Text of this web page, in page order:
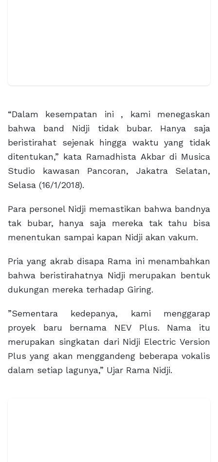
“Dalam kesempatan ini , kami menegaskan
bahwa band Nidji tidak bubar. Hanya saja
beristirahat sejenak hingga waktu yang tidak
ditentukan,” kata Ramadhista Akbar di Musica
Studio kawasan Pancoran, Jakatra Selatan,
Selasa (16/1/2018).
Para personel Nidji memastikan bahwa bandnya
tak bubar, hanya saja mereka tak tahu bisa
menentukan sampai kapan Nidji akan vakum.
Pria yang akrab disapa Rama ini menambahkan
bahwa beristirahatnya Nidji merupakan bentuk
dukungan mereka terhadap Giring.
”Sementara kedepanya, kami menggarap
proyek baru bernama NEV Plus. Nama itu
merupakan singkatan dari Nidji Electric Version
Plus yang akan menggandeng beberapa vokalis
dalam setiap lagunya,” Ujar Rama Nidji.